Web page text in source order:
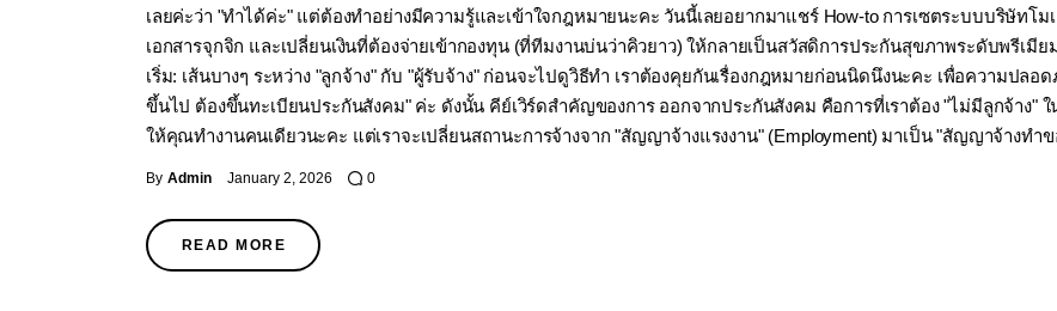
เลยค่ะว่า "ทำได้ค่ะ" แต่ต้องทำอย่างมีความรู้และเข้าใจกฎหมายนะคะ วันนี้เลยอยากมาแชร์ How-to การเซตระบบบริษัท
เอกสารจุกจิก และเปลี่ยนเงินที่ต้องจ่ายเข้ากองทุน (ที่ทีมงานบ่นว่าคิวยาว) ให้กลายเป็นสวัสดิการประกันสุขภาพระดับพรีเมี
เริ่ม: เส้นบางๆ ระหว่าง "ลูกจ้าง" กับ "ผู้รับจ้าง" ก่อนจะไปดูวิธีทำ เราต้องคุยกันเรื่องกฎหมายก่อนนิดนึงนะคะ เพื่อความปล
ขึ้นไป ต้องขึ้นทะเบียนประกันสังคม" ค่ะ ดังนั้น คีย์เวิร์ดสำคัญของการ ออกจากประกันสังคม คือการที่เราต้อง "ไม่มีลูกจ้าง"
ให้คุณทำงานคนเดียวนะคะ แต่เราจะเปลี่ยนสถานะการจ้างจาก "สัญญาจ้างแรงงาน" (Employment) มาเป็น "สัญญาจ้างทำ
By Admin January 2, 2026 0
READ MORE